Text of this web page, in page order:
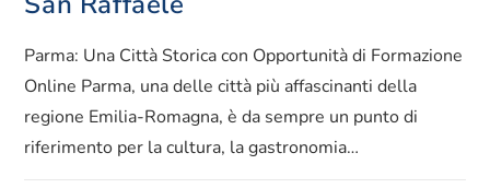
Parma: Una Città Storica con Opportunità di Formazione
Online Parma, una delle città più affascinanti della
regione Emilia-Romagna, è da sempre un punto di
riferimento per la cultura, la gastronomia…